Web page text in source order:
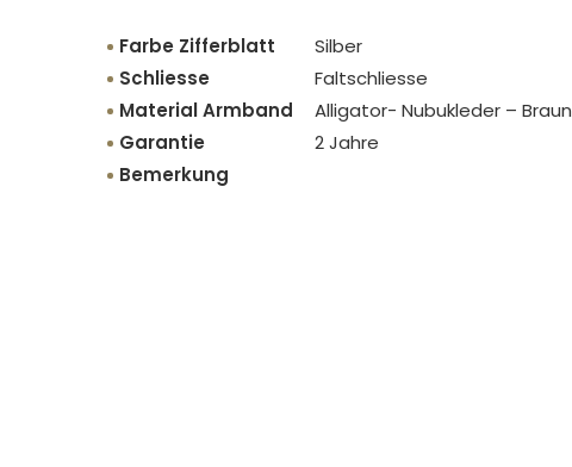
Farbe Zifferblatt
Silber
Schliesse
Faltschliesse
Material Armband
Alligator- Nubukleder – Braun
Garantie
2 Jahre
Bemerkung